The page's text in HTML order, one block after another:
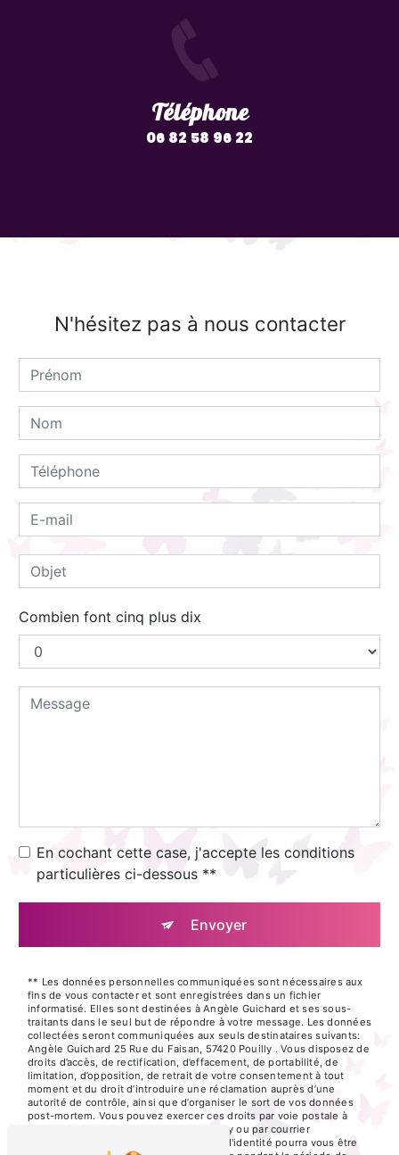
Téléphone
06 82 58 96 22
N'hésitez pas à nous contacter
Combien font cinq plus dix
En cochant cette case, j'accepte les conditions
particulières ci-dessous **
Envoyer
** Les données personnelles communiquées sont nécessaires aux
fins de vous contacter et sont enregistrées dans un fichier
informatisé. Elles sont destinées à Angèle Guichard et ses sous-
traitants dans le seul but de répondre à votre message. Les données
collectées seront communiquées aux seuls destinataires suivants:
Angèle Guichard 25 Rue du Faisan, 57420 Pouilly . Vous disposez de
droits d’accès, de rectification, d’effacement, de portabilité, de
limitation, d’opposition, de retrait de votre consentement à tout
moment et du droit d’introduire une réclamation auprès d’une
autorité de contrôle, ainsi que d’organiser le sort de vos données
post-mortem. Vous pouvez exercer ces droits par voie postale à
l'adresse 25 Rue du Faisan, 57420 Pouilly ou par courrier
électronique à l'adresse . Un justificatif d'identité pourra vous être